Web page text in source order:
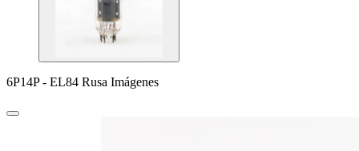
6P14P - EL84 Rusa Imágenes